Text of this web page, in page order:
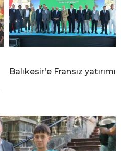
Balıkesir’e Fransız yatırımı